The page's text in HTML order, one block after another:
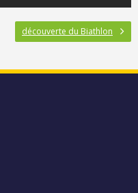
découverte du Biathlon